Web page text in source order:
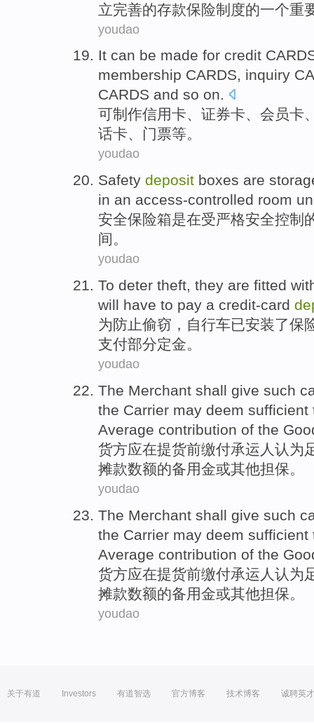
立完善的存款保险制度的一个重
youdao
It can be made for credit
membership CARDS, inquiry
CARDS and so on.
可制作信用卡、 证券卡、 会员卡
话卡、门票等。
youdao
Safety deposit boxes are
in an access-controlled room
安全保险箱是在受严格安全控制
间。
youdao
To deter theft, they are fitted
will have to pay a credit-card
为防止偷窃 ，自行车已安装了保
支付部分定金。
youdao
The Merchant shall give such
the Carrier may deem sufficient
Average contribution of the
货方应在提货前缴付承运人 认为
摊款数额的备用金或其他担保。
youdao
The Merchant shall give such
the Carrier may deem sufficient
Average contribution of the
货方应在提货前缴付承运人 认为
摊款数额的备用金或其他担保 。
youdao
关于有道 Investors 有道智选 官方博客 技术博客 诚聘英才